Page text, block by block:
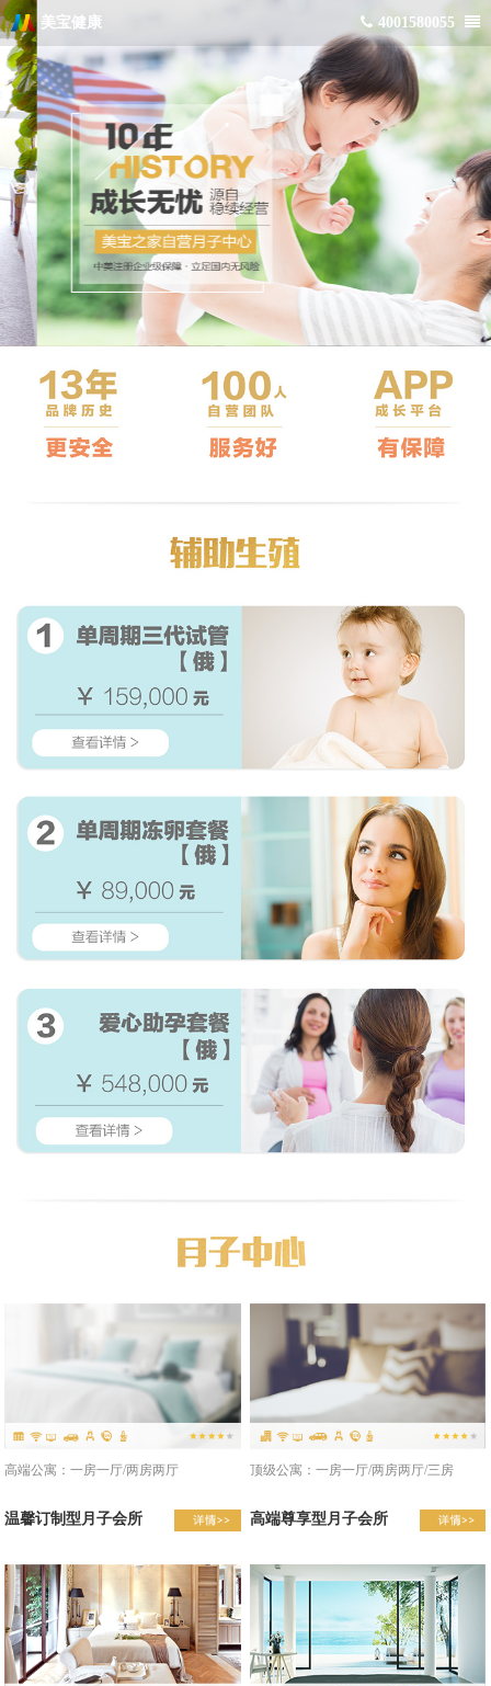
美宝健康 4001580055
高端公寓：一房一厅/两房两厅
温馨订制型月子会所
顶级公寓：一房一厅/两房两厅/三房
高端尊享型月子会所